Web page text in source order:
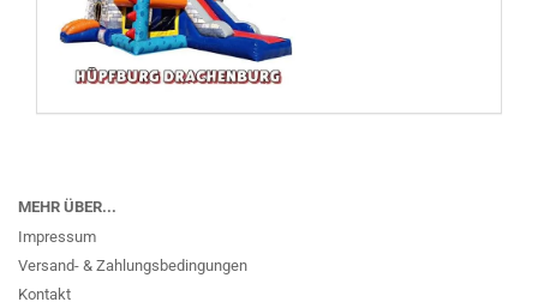
MEHR ÜBER...
Impressum
Versand- & Zahlungsbedingungen
Kontakt